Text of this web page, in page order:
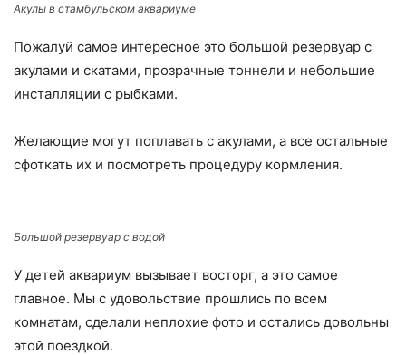
Акулы в стамбульском аквариуме
Пожалуй самое интересное это большой резервуар с
акулами и скатами, прозрачные тоннели и небольшие
инсталляции с рыбками.
Желающие могут поплавать с акулами, а все остальные
сфоткать их и посмотреть процедуру кормления.
Большой резервуар с водой
У детей аквариум вызывает восторг, а это самое
главное. Мы с удовольствие прошлись по всем
комнатам, сделали неплохие фото и остались довольны
этой поездкой.